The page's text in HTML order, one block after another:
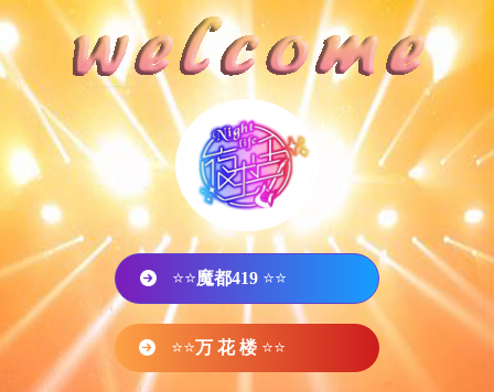
⭐⭐魔都419 ⭐⭐
⭐⭐万 花 楼 ⭐⭐